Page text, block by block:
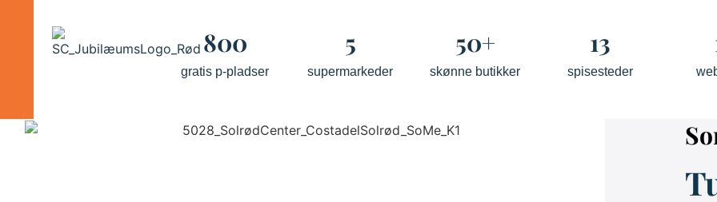
800
gratis p-pladser
5
supermarkeder
50+
skønne butikker
13
spisesteder